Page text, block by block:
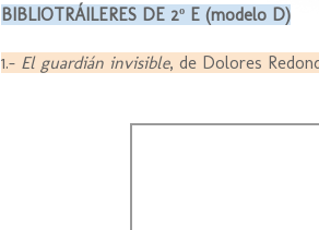
BIBLIOTRÁILERES DE 2º E (modelo D)
1.- El guardián invisible, de Dolores